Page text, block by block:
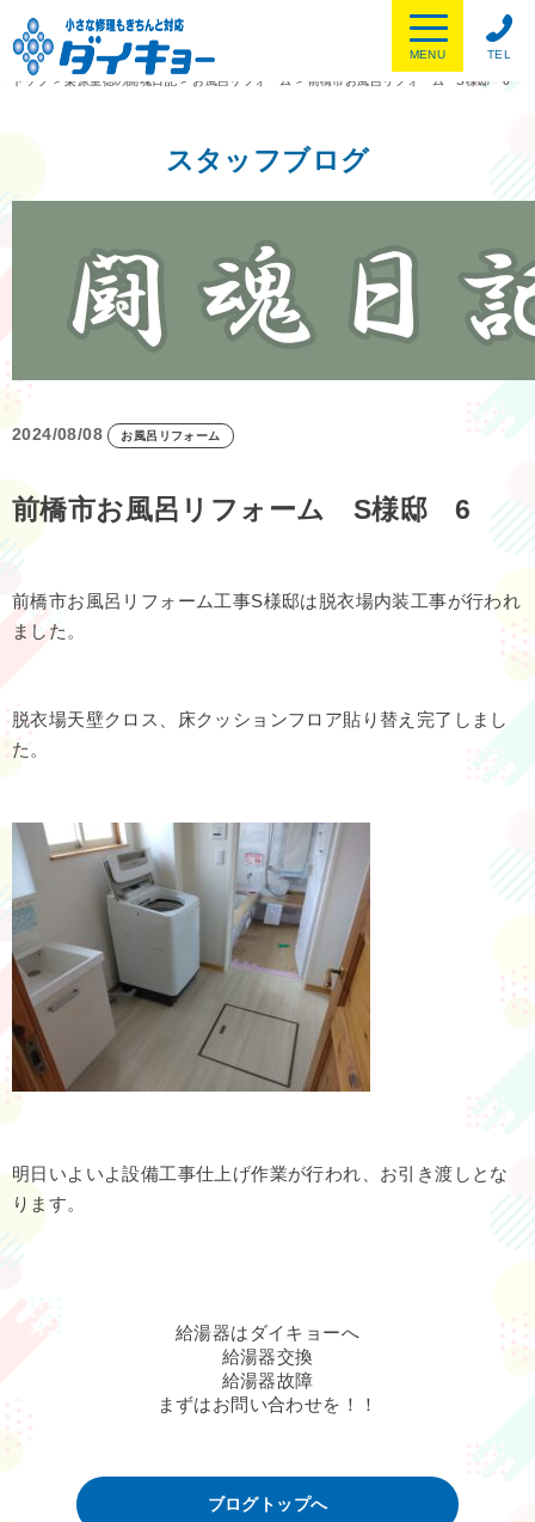
TEL
MENU
トップ
>栗原重徳の闘魂日記 > お風呂リフォーム > 前橋市お風呂リフォーム S様邸 6
スタッフブログ
2024/08/08 お風呂リフォーム
前橋市お風呂リフォーム S様邸 6
前橋市お風呂リフォーム工事S様邸は脱衣場内装工事が行われ
ました。
脱衣場天壁クロス、床クッションフロア貼り替え完了しまし
た。
明日いよいよ設備工事仕上げ作業が行われ、お引き渡しとな
ります。
給湯器はダイキョーへ
給湯器交換
給湯器故障
まずはお問い合わせを！！
ブログトップへ